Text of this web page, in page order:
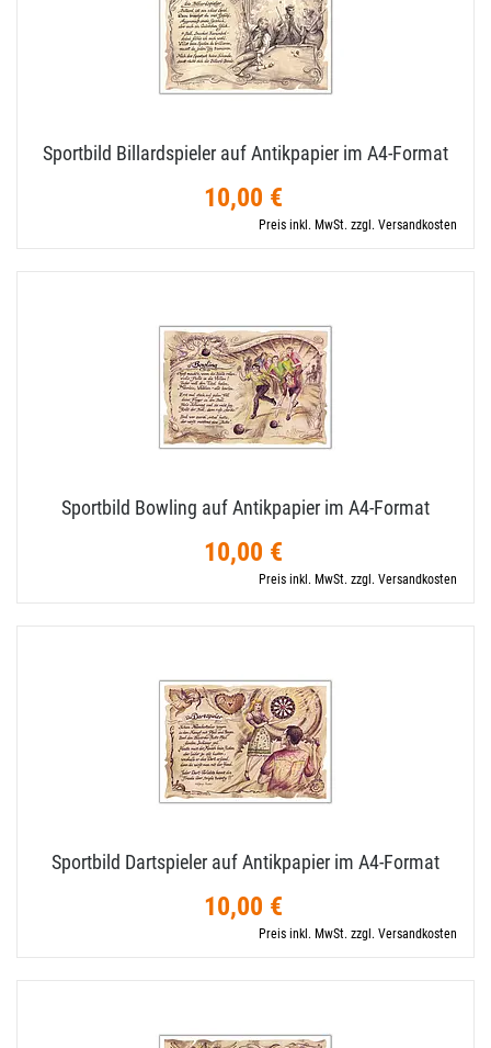
Sportbild Billardspieler auf Antikpapier im A4-​Format
10,00 €
Preis inkl. MwSt. zzgl. Versandkosten
Sportbild Bowling auf Antikpapier im A4-​Format
10,00 €
Preis inkl. MwSt. zzgl. Versandkosten
Sportbild Dartspieler auf Antikpapier im A4-​Format
10,00 €
Preis inkl. MwSt. zzgl. Versandkosten